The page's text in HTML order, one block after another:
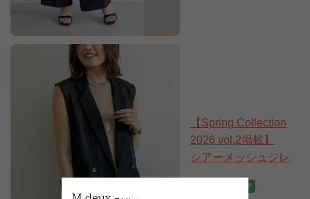
【Spring Collection
2026 vol.2掲載】
シアーメッシュジレ